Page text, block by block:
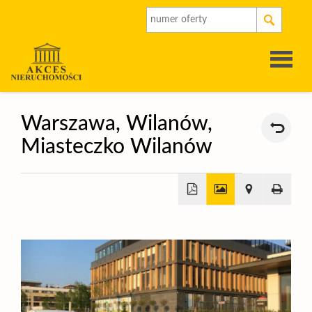
firmie
Oferty
Warszawa, Wilanów,
Miasteczko Wilanów
−